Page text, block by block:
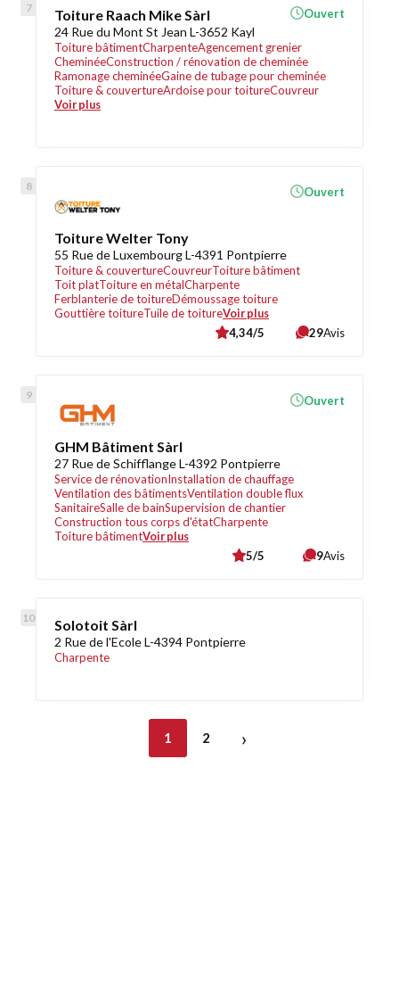
Toiture Raach Mike Sàrl
24 Rue du Mont St Jean L-3652 Kayl
Toiture bâtimentCharpenteAgencement grenier
CheminéeConstruction / rénovation de cheminée
Ramonage cheminéeGaine de tubage pour cheminée
Toiture & couvertureArdoise pour toitureCouvreur
Voir plus
Ouvert
Toiture Welter Tony
55 Rue de Luxembourg L-4391 Pontpierre
Toiture & couvertureCouvreurToiture bâtiment
Toit platToiture en métalCharpente
Ferblanterie de toitureDémoussage toiture
Gouttière toitureTuile de toitureVoir plus
Ouvert
4,34/5 29Avis
GHM Bâtiment Sàrl
27 Rue de Schifflange L-4392 Pontpierre
Service de rénovationInstallation de chauffage
Ventilation des bâtimentsVentilation double flux
SanitaireSalle de bainSupervision de chantier
Construction tous corps d'étatCharpente
Toiture bâtimentVoir plus
Ouvert
5/5 9Avis
Solotoit Sàrl
2 Rue de l'Ecole L-4394 Pontpierre
Charpente
1 2 ›